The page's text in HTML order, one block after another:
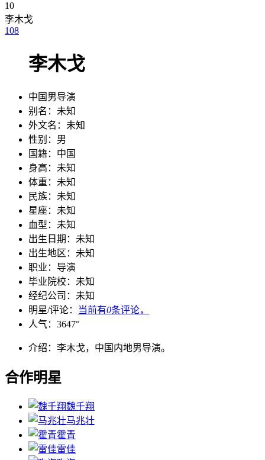
10
李木戈
108
李木戈
中国男导演
别名： 未知
外文名： 未知
性别： 男
国籍： 中国
身高： 未知
体重： 未知
民族： 未知
星座： 未知
血型： 未知
出生日期： 未知
出生地区： 未知
职业： 导演
毕业院校： 未知
经纪公司： 未知
明星/评论：
当前有0条评论，
人气： 3647°
介绍： 李木戈，中国内地男导演。
合作明星
魏千翔
马兆壮
霍青
雷佳